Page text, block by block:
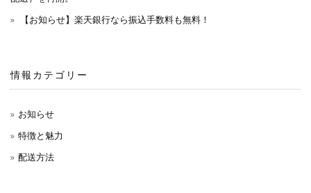
【お知らせ】楽天銀行なら振込手数料も無料！
情報カテゴリー
お知らせ
特徴と魅力
配送方法